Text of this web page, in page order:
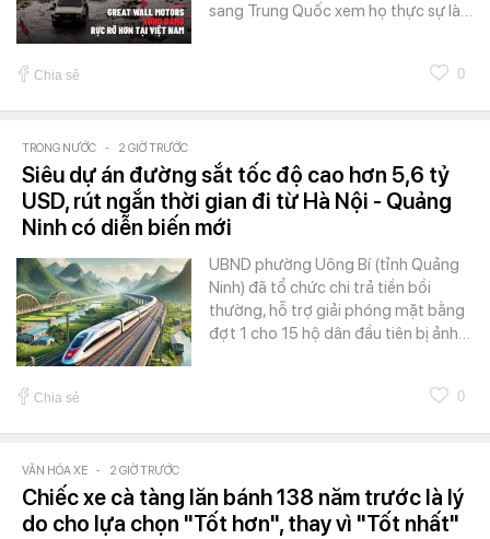
sang Trung Quốc xem họ thực sự là…
Chia sẻ 0
TRONG NƯỚC - 2 GIỜ TRƯỚC
Siêu dự án đường sắt tốc độ cao hơn 5,6 tỷ
USD, rút ngắn thời gian đi từ Hà Nội - Quảng
Ninh có diễn biến mới
UBND phường Uông Bí (tỉnh Quảng
Ninh) đã tổ chức chi trả tiền bồi
thường, hỗ trợ giải phóng mặt bằng
đợt 1 cho 15 hộ dân đầu tiên bị ảnh…
Chia sẻ 0
VĂN HÓA XE - 2 GIỜ TRƯỚC
Chiếc xe cà tàng lăn bánh 138 năm trước là lý
do cho lựa chọn "Tốt hơn", thay vì "Tốt nhất"